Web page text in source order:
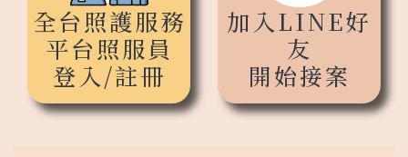
全台照護服務
平台照服員
登入/註冊
加入LINE好
友
開始接案